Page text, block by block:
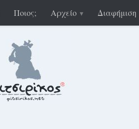
Ποιος; Αρχείο Διαφήμιση